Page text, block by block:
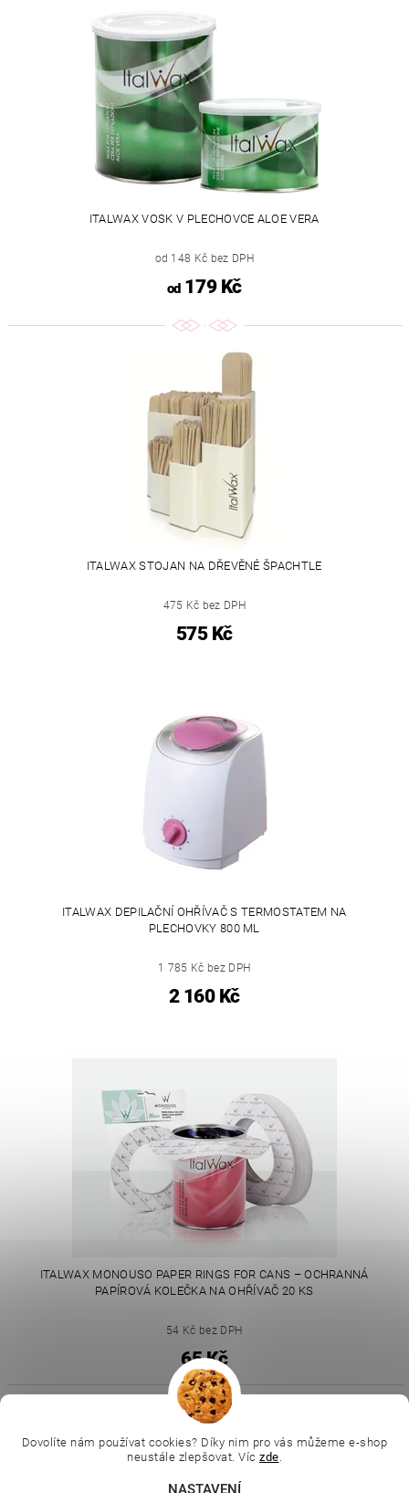
ITALWAX VOSK V PLECHOVCE ALOE VERA
od 148 Kč bez DPH
od179 Kč
ITALWAX STOJAN NA DŘEVĚNÉ ŠPACHTLE
475 Kč bez DPH
575 Kč
ITALWAX DEPILAČNÍ OHŘÍVAČ S TERMOSTATEM NA
PLECHOVKY 800 ML
1 785 Kč bez DPH
2 160 Kč
ITALWAX MONOUSO PAPER RINGS FOR CANS – OCHRANNÁ
PAPÍROVÁ KOLEČKA NA OHŘÍVAČ 20 KS
54 Kč bez DPH
65 Kč
L.C.P. Paris |
Online kosmetické kurzy | Kozmetickyobchod.sk
Dovolíte nám používat cookies? Díky nim pro vás můžeme e-shop
neustále zlepšovat. Víc zde.
NASTAVENÍ